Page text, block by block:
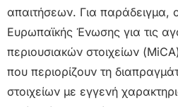
απαιτήσεων. Για παράδειγμα,
Ευρωπαϊκής Ένωσης για τις
περιουσιακών στοιχείων
που περιορίζουν τη
στοιχείων με εγγενή